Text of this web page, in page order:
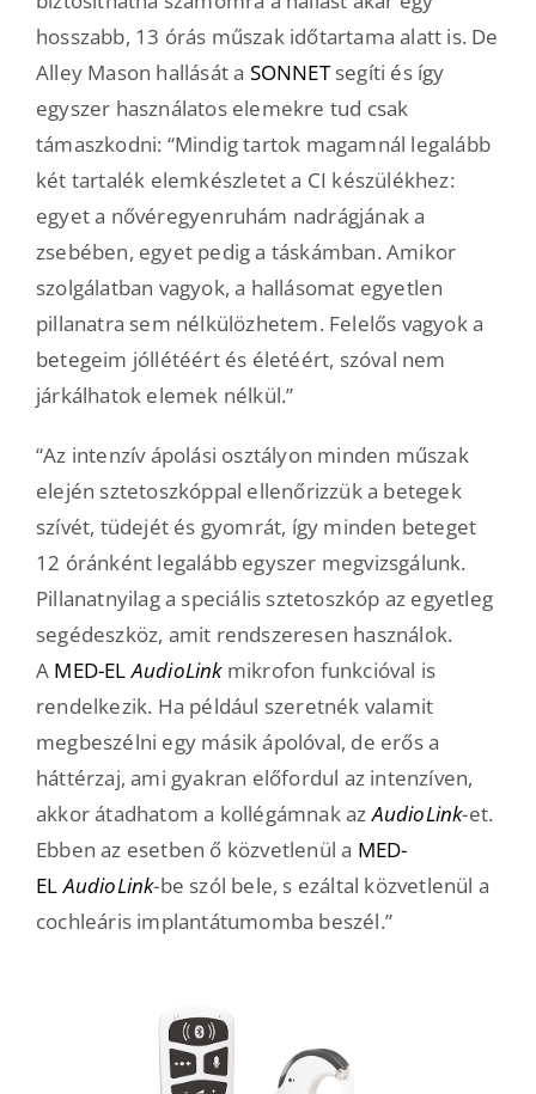
hosszabb, 13 órás műszak időtartama alatt is. De
Alley Mason hallását a SONNETsegíti és így
egyszer használatos elemekre tud csak
támaszkodni: “Mindig tartok magamnál legalább
két tartalék elemkészletet a CI készülékhez:
egyet a nővéregyenruhám nadrágjának a
zsebében, egyet pedig a táskámban. Amikor
szolgálatban vagyok, a hallásomat egyetlen
pillanatra sem nélkülözhetem. Felelős vagyok a
betegeim jóllétéért és életéért, szóval nem
járkálhatok elemek nélkül.”
“Az intenzív ápolási osztályon minden műszak
elején sztetoszkóppal ellenőrizzük a betegek
szívét, tüdejét és gyomrát, így minden beteget
12 óránként legalább egyszer megvizsgálunk.
Pillanatnyilag a speciális sztetoszkóp az egyetleg
segédeszköz, amit rendszeresen használok.
A MED-ELAudioLinkmikrofon funkcióval is
rendelkezik. Ha például szeretnék valamit
megbeszélni egy másik ápolóval, de erős a
háttérzaj, ami gyakran előfordul az intenzíven,
akkor átadhatom a kollégámnak azAudioLink-et.
Ebben az esetben ő közvetlenül a MED-
ELAudioLink-be szól bele, s ezáltal közvetlenül a
cochleáris implantátumomba beszél.”